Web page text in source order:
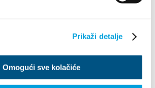
Prikaži detalje
Omogući sve kolačiće
35, 21217 Kaštel Štafilić